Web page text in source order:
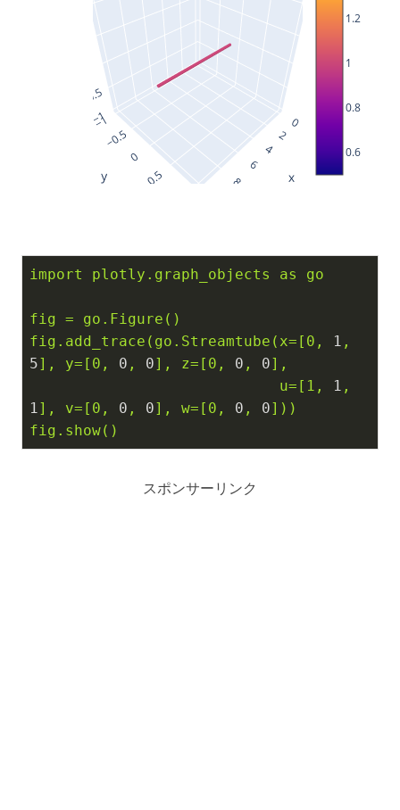
0.6
0.8
1
1.2
import plotly.graph_objects as go
fig =
go.Figure()
fig.add_trace(go.Streamtube(x=[0,
1 ,
5], y=[0, 0 , 0], z=[0, 0 , 0],
u=[1,
1 ,
1], v=[0, 0 , 0], w=[0, 0 , 0]))
fig.show()
スポンサーリンク